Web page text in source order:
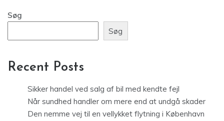
Søg
Søg
Recent Posts
Sikker handel ved salg af bil med kendte fejl
Når sundhed handler om mere end at undgå skader
Den nemme vej til en vellykket flytning i København